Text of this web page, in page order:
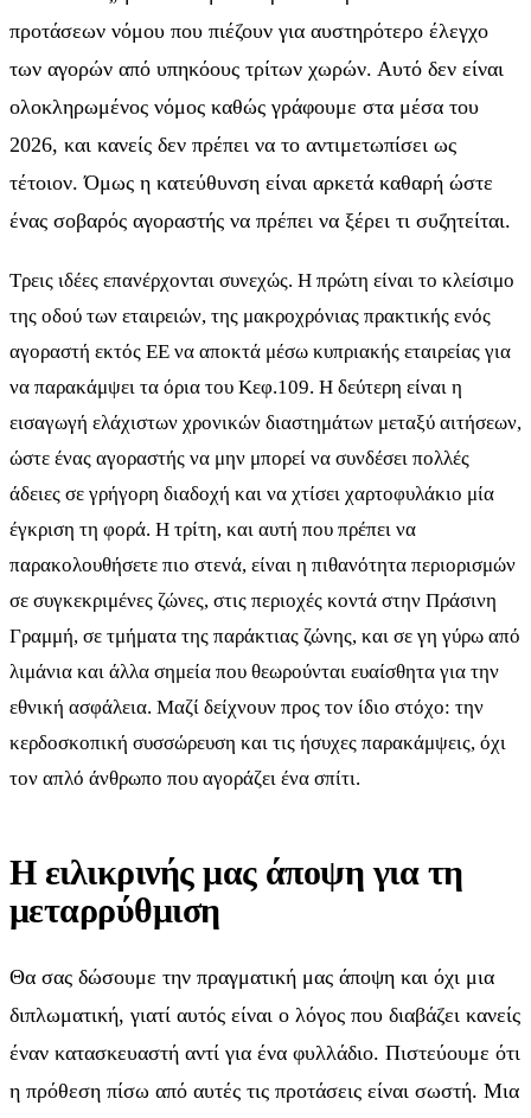
προτάσεων νόμου που πιέζουν για αυστηρότερο έλεγχο
των αγορών από υπηκόους τρίτων χωρών. Αυτό δεν είναι
ολοκληρωμένος νόμος καθώς γράφουμε στα μέσα του
2026, και κανείς δεν πρέπει να το αντιμετωπίσει ως
τέτοιον. Όμως η κατεύθυνση είναι αρκετά καθαρή ώστε
ένας σοβαρός αγοραστής να πρέπει να ξέρει τι συζητείται.
Τρεις ιδέες επανέρχονται συνεχώς. Η πρώτη είναι το κλείσιμο
της οδού των εταιρειών, της μακροχρόνιας πρακτικής ενός
αγοραστή εκτός ΕΕ να αποκτά μέσω κυπριακής εταιρείας για
να παρακάμψει τα όρια του Κεφ.109. Η δεύτερη είναι η
εισαγωγή ελάχιστων χρονικών διαστημάτων μεταξύ αιτήσεων,
ώστε ένας αγοραστής να μην μπορεί να συνδέσει πολλές
άδειες σε γρήγορη διαδοχή και να χτίσει χαρτοφυλάκιο μία
έγκριση τη φορά. Η τρίτη, και αυτή που πρέπει να
παρακολουθήσετε πιο στενά, είναι η πιθανότητα περιορισμών
σε συγκεκριμένες ζώνες, στις περιοχές κοντά στην Πράσινη
Γραμμή, σε τμήματα της παράκτιας ζώνης, και σε γη γύρω από
λιμάνια και άλλα σημεία που θεωρούνται ευαίσθητα για την
εθνική ασφάλεια. Μαζί δείχνουν προς τον ίδιο στόχο: την
κερδοσκοπική συσσώρευση και τις ήσυχες παρακάμψεις, όχι
τον απλό άνθρωπο που αγοράζει ένα σπίτι.
Η ειλικρινής μας άποψη για τη
μεταρρύθμιση
Θα σας δώσουμε την πραγματική μας άποψη και όχι μια
διπλωματική, γιατί αυτός είναι ο λόγος που διαβάζει κανείς
έναν κατασκευαστή αντί για ένα φυλλάδιο. Πιστεύουμε ότι
η πρόθεση πίσω από αυτές τις προτάσεις είναι σωστή. Μια